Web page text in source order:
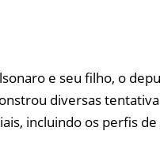
e seu filho, o
diversas
incluindo os perfis